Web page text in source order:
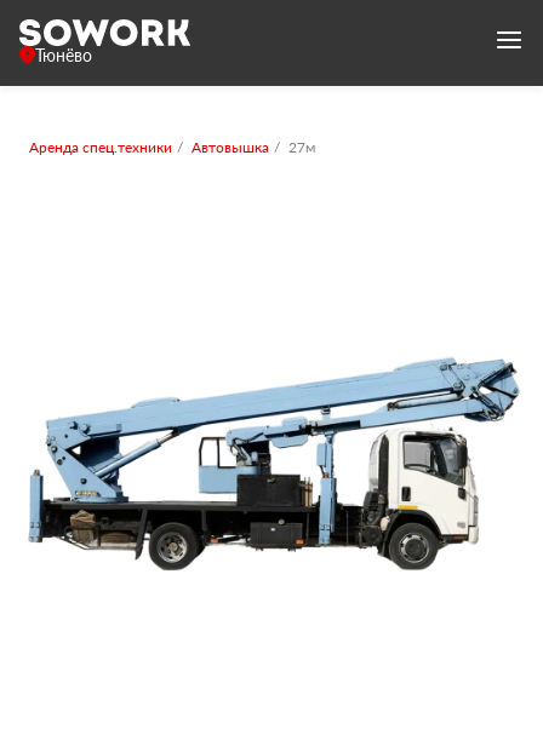
Тюнёво
Аренда спец.техники Автовышка 27м